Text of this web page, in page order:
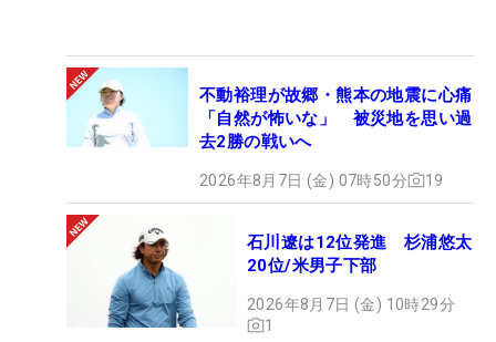
不動裕理が故郷・熊本の地震に心痛
「自然が怖いな」 被災地を思い過
去2勝の戦いへ
2026年8月7日 (金) 07時50分 19
石川遼は12位発進 杉浦悠太
20位/米男子下部
2026年8月7日 (金) 10時29分
1